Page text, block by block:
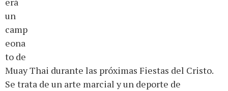
un
camp
eona
to de
Muay Thai durante las próximas Fiestas del Cristo.
Se trata de un arte marcial y un deporte de